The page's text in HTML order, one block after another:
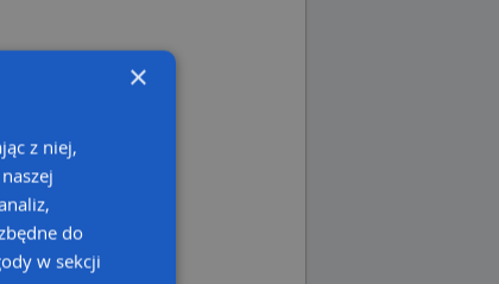
×
z niej,
do
w sekcji